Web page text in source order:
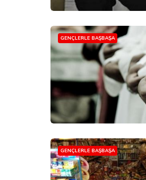
GENÇLERLE BAŞBAŞA
GENÇLERLE BAŞBAŞA